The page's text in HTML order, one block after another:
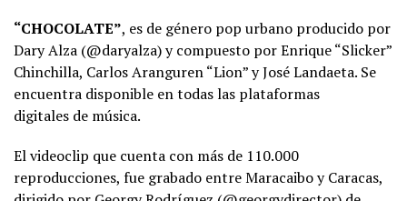
“CHOCOLATE”, es de género pop urbano producido por
Dary Alza (@daryalza) y compuesto por Enrique “Slicker”
Chinchilla, Carlos Aranguren “Lion” y José Landaeta. Se
encuentra disponible en todas las plataformas
digitales de música.
El videoclip que cuenta con más de 110.000
reproducciones, fue grabado entre Maracaibo y Caracas,